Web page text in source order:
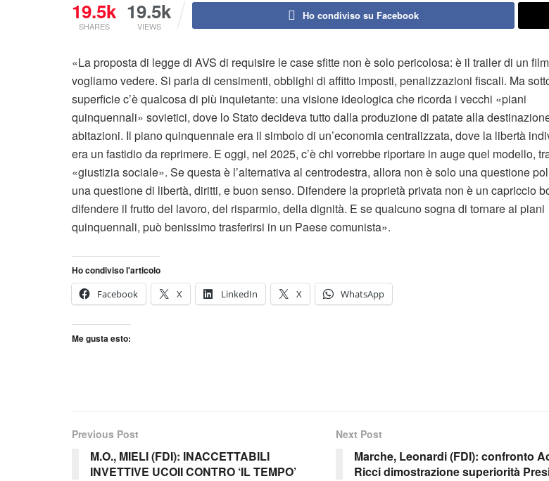
19.5k
SHARES
19.5k
VIEWS
Ho condiviso su Facebook
«La proposta di legge di AVS di requisire le case sfitte non è solo pericolosa: è il trailer di un
vogliamo vedere. Si parla di censimenti, obblighi di affitto imposti, penalizzazioni fiscali. Ma
superficie c’è qualcosa di più inquietante: una visione ideologica che ricorda i vecchi «piani
quinquennali» sovietici, dove lo Stato decideva tutto dalla produzione di patate alla
abitazioni. Il piano quinquennale era il simbolo di un’economia centralizzata, dove la libertà
era un fastidio da reprimere. E oggi, nel 2025, c’è chi vorrebbe riportare in auge quel modello,
«giustizia sociale». Se questa è l’alternativa al centrodestra, allora non è solo una questione
una questione di libertà, diritti, e buon senso. Difendere la proprietà privata non è un capriccio
difendere il frutto del lavoro, del risparmio, della dignità. E se qualcuno sogna di tornare ai piani
quinquennali, può benissimo trasferirsi in un Paese comunista».
Ho condiviso l'articolo
Facebook
X LinkedIn X WhatsApp
Me gusta esto:
Previous Post
M.O., MIELI (FDI): INACCETTABILI
INVETTIVE UCOII CONTRO ‘IL TEMPO’
Next Post
Marche, Leonardi (FDI): confronto
Ricci dimostrazione superiorità